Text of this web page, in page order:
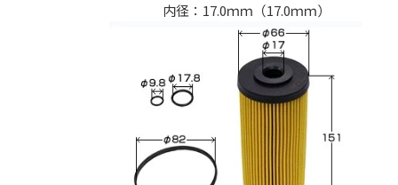
カートに追加する
内径：17.0ｍｍ（17.0ｍｍ）